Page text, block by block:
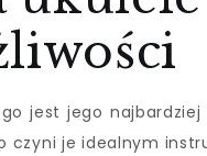
jest jego
czyni je idealnym